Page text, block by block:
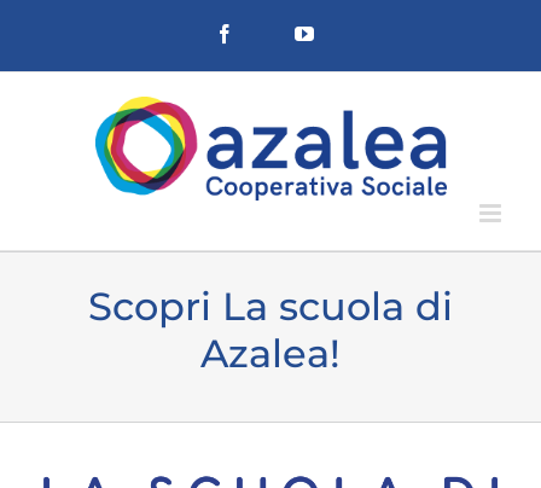
contenuto
Facebook YouTube
Scopri La scuola di
Azalea!